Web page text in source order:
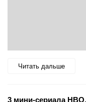
Читать дальше
3 мини-сериала